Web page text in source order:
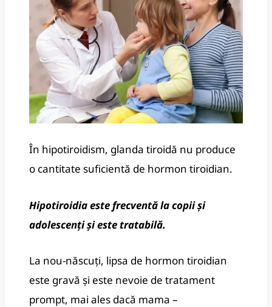
În hipotiroidism, glanda tiroidă nu produce
o cantitate suficientă de hormon tiroidian.
Hipotiroidia este frecventă la copii și
adolescenți și este tratabilă.
La nou-născuți, lipsa de hormon tiroidian
este gravă și este nevoie de tratament
prompt, mai ales dacă mama –